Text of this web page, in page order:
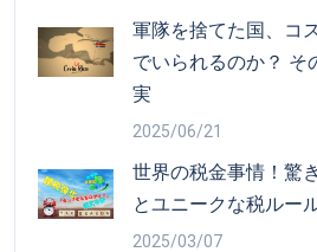
軍隊を捨てた国、コ
でいられるのか？ そ
実
2025/06/21
世界の税金事情！驚
とユニークな税ルー
2025/03/07